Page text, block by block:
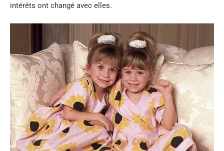
intérêts ont changé avec elles.